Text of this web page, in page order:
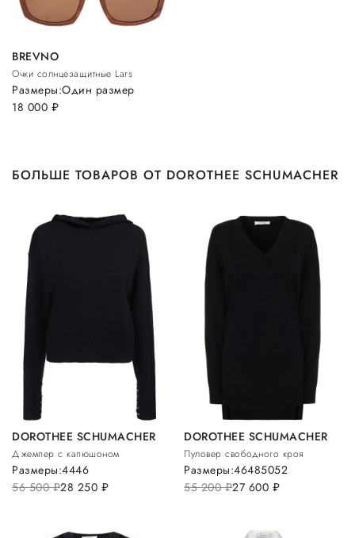
BREVNO
Очки солнцезащитные Lars
18 000 руб.
Размеры:Один размер
БОЛЬШЕ ТОВАРОВ ОТ DOROTHEE SCHUMACHER
DOROTHEE SCHUMACHER
Джемпер с капюшоном
56 500руб.28 250 руб.
Размеры:4446
DOROTHEE SCHUMACHER
Пуловер свободного кроя
55 200руб.27 600 руб.
Размеры:46485052